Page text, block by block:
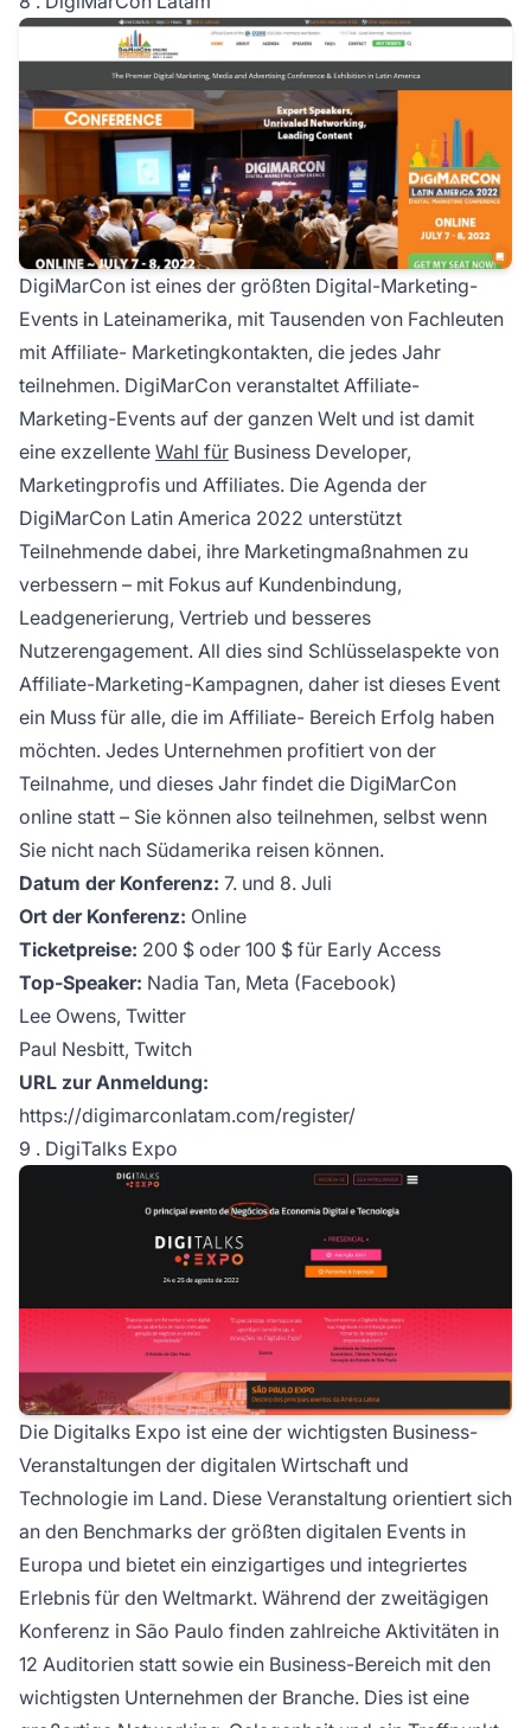
DigiMarCon ist eines der größten Digital-Marketing-
Events in Lateinamerika, mit Tausenden von Fachleuten
mit Affiliate- Marketingkontakten, die jedes Jahr
teilnehmen. DigiMarCon veranstaltet Affiliate-
Marketing-Events auf der ganzen Welt und ist damit
eine exzellente Wahl für Business Developer,
Marketingprofis und Affiliates. Die Agenda der
DigiMarCon Latin America 2022 unterstützt
Teilnehmende dabei, ihre Marketingmaßnahmen zu
verbessern – mit Fokus auf Kundenbindung,
Leadgenerierung, Vertrieb und besseres
Nutzerengagement. All dies sind Schlüsselaspekte von
Affiliate-Marketing-Kampagnen, daher ist dieses Event
ein Muss für alle, die im Affiliate- Bereich Erfolg haben
möchten. Jedes Unternehmen profitiert von der
Teilnahme, und dieses Jahr findet die DigiMarCon
online statt – Sie können also teilnehmen, selbst wenn
Sie nicht nach Südamerika reisen können.
Datum der Konferenz: 7. und 8. Juli
Ort der Konferenz: Online
Ticketpreise: 200 $ oder 100 $ für Early Access
Top-Speaker: Nadia Tan, Meta (Facebook)
Lee Owens, Twitter
Paul Nesbitt, Twitch
URL zur Anmeldung:
https://digimarconlatam.com/register/
9 . DigiTalks Expo
Die Digitalks Expo ist eine der wichtigsten Business-
Veranstaltungen der digitalen Wirtschaft und
Technologie im Land. Diese Veranstaltung orientiert sich
an den Benchmarks der größten digitalen Events in
Europa und bietet ein einzigartiges und integriertes
Erlebnis für den Weltmarkt. Während der zweitägigen
Konferenz in São Paulo finden zahlreiche Aktivitäten in
12 Auditorien statt sowie ein Business-Bereich mit den
wichtigsten Unternehmen der Branche. Dies ist eine